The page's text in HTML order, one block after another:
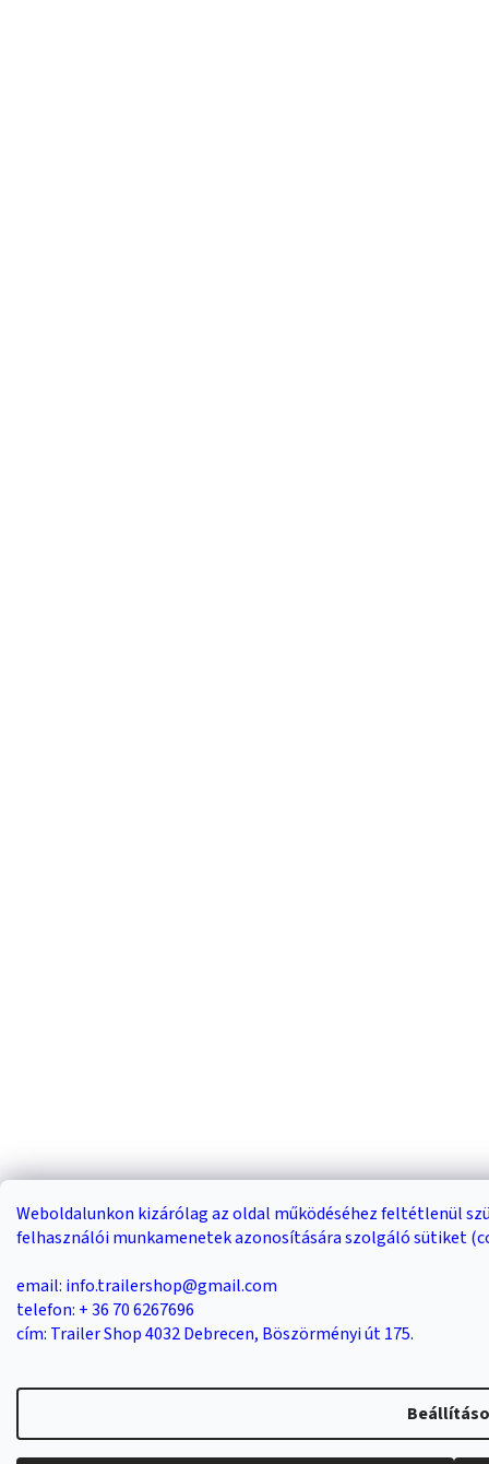
Weboldalunkon kizárólag az oldal működéséhez feltétlenül
felhasználói munkamenetek azonosítására szolgáló sütiket
email: info.trailershop@gmail.com
telefon: + 36 70 6267696
cím: Trailer Shop 4032 Debrecen, Böszörményi út 175.